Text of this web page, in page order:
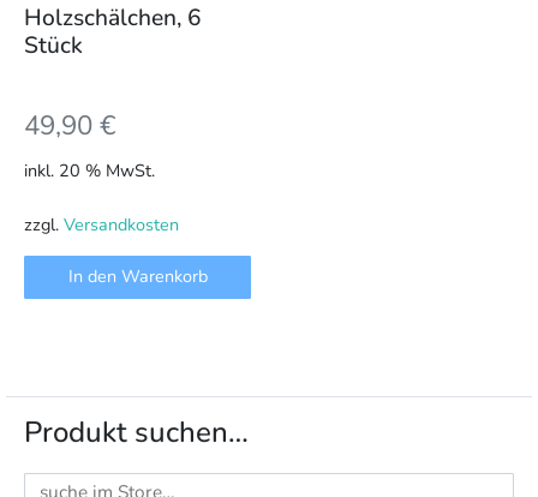
Holzschälchen, 6
Stück
49,90€
inkl. 20 % MwSt.
zzgl. Versandkosten
In den Warenkorb
Produkt suchen…
Suchen